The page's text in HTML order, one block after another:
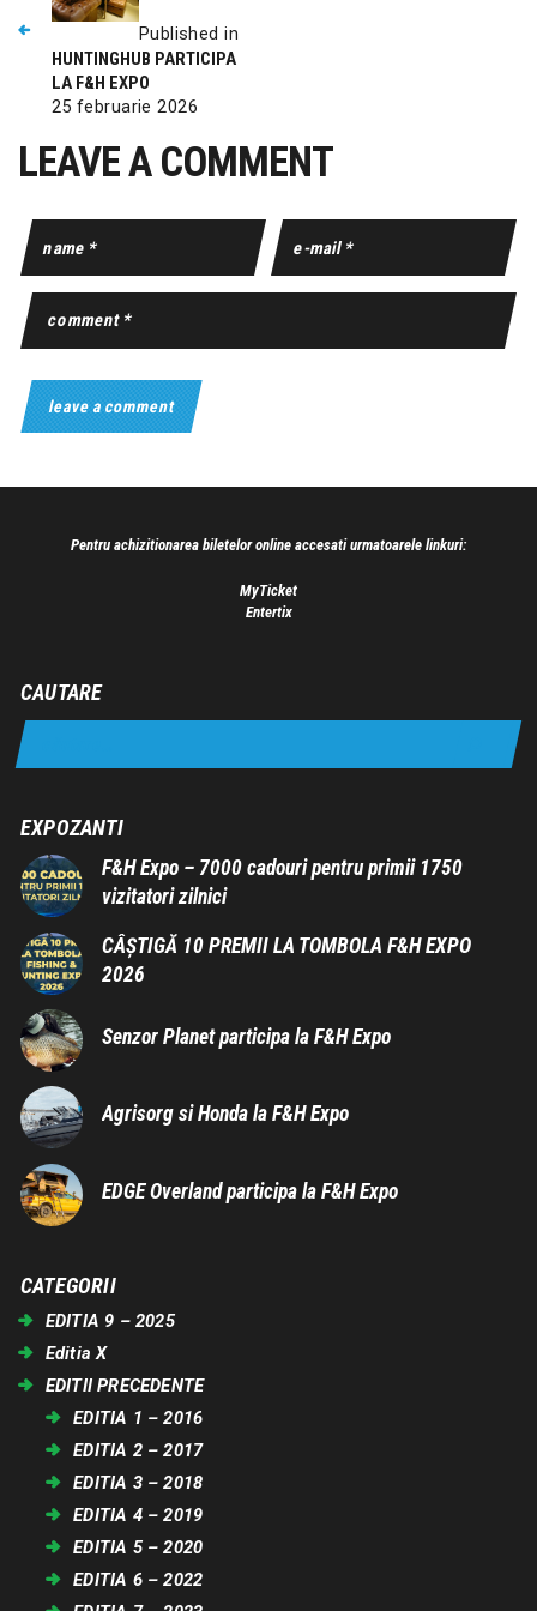
Published in
HUNTINGHUB PARTICIPA
LA F&H EXPO
25 februarie 2026
LEAVE A COMMENT
Pentru achizitionarea biletelor online accesati urmatoarele linkuri:
MyTicket
Entertix
CAUTARE
EXPOZANTI
F&H Expo – 7000 cadouri pentru primii 1750
vizitatori zilnici
CÂȘTIGĂ 10 PREMII LA TOMBOLA F&H EXPO
2026
Senzor Planet participa la F&H Expo
Agrisorg si Honda la F&H Expo
EDGE Overland participa la F&H Expo
CATEGORII
EDITIA 9 – 2025
Editia X
EDITII PRECEDENTE
EDITIA 1 – 2016
EDITIA 2 – 2017
EDITIA 3 – 2018
EDITIA 4 – 2019
EDITIA 5 – 2020
EDITIA 6 – 2022